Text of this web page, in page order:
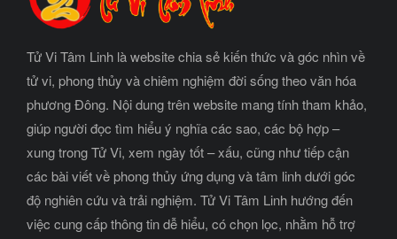
Tử Vi Tâm Linh là website chia sẻ kiến thức và góc nhìn về
tử vi, phong thủy và chiêm nghiệm đời sống theo văn hóa
phương Đông. Nội dung trên website mang tính tham khảo,
giúp người đọc tìm hiểu ý nghĩa các sao, các bộ hợp –
xung trong Tử Vi, xem ngày tốt – xấu, cũng như tiếp cận
các bài viết về phong thủy ứng dụng và tâm linh dưới góc
độ nghiên cứu và trải nghiệm. Tử Vi Tâm Linh hướng đến
việc cung cấp thông tin dễ hiểu, có chọn lọc, nhằm hỗ trợ